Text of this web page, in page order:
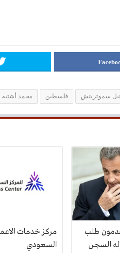
سموتريتش فلسطين محمد أشتيه
طلب
السجن
مركز خدمات
السعودي